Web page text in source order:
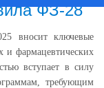
ФЗ-28
вносит ключевые
и фармацевтических
вступает в силу
требующим